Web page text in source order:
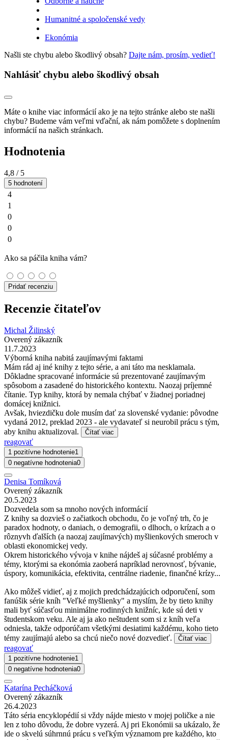
Humanitné a spoločenské vedy
Ekonómia
Našli ste chybu alebo škodlivý obsah? Dajte nám, prosím, vedieť!
Nahlásiť chybu alebo škodlivý obsah
Máte o knihe viac informácií ako je na tejto stránke alebo ste našli
chybu? Budeme vám veľmi vďační, ak nám pomôžete s doplnením
informácií na našich stránkach.
Hodnotenia
4,8 / 5
5 hodnotení
4
1
0
0
0
Ako sa páčila kniha vám?
Pridať recenziu
Recenzie čitateľov
Michal Žilinský
Overený zákazník
11.7.2023
Výborná kniha nabitá zaujímavými faktami
Mám rád aj iné knihy z tejto série, a ani táto ma nesklamala.
Dôkladne spracované informácie sú prezentované zaujímavým
spôsobom a zasadené do historického kontextu. Naozaj príjemné
čítanie. Typ knihy, ktorá by nemala chýbať v žiadnej poriadnej
domácej knižnici.
Avšak, hviezdičku dole musím dať za slovenské vydanie: pôvodne
vydaná 2012, preklad 2023 - ale vydavateľ si neurobil prácu s tým,
aby knihu aktualizoval.
Čítať viac
reagovať
1 pozitívne hodnotenie1
0 negatívne hodnotenia0
Denisa Tomíková
Overený zákazník
20.5.2023
Dozvedela som sa mnoho nových informácií
Z knihy sa dozvieš o začiatkoch obchodu, čo je voľný trh, čo je
paradox hodnoty, o daniach, o demografii, o dlhoch, o krízach a o
rôznyvh ďalších (a naozaj zaujímavých) myšlienkových smeroch v
oblasti ekonomickej vedy.
Okrem historického vývoja v knihe nájdeš aj súčasné problémy a
témy, ktorými sa ekonómia zaoberá napríklad nerovnosť, bývanie,
úspory, komunikácia, efektivita, centrálne riadenie, finančné krízy...
Ako môžeš vidieť, aj z mojich predchádzajúcich odporučení, som
fanúšik série kníh "Veľké myšlienky" a myslím, že by tieto knihy
mali byť súčasťou minimálne rodinných knižníc, kde sú deti v
študentskom veku. Ale aj ja ako neštudent som si z kníh veľa
odniesla, takže odporúčam všetkými desiatimi každému, koho tieto
témy zaujímajú alebo sa chcú niečo nové dozvedieť.
Čítať viac
reagovať
1 pozitívne hodnotenie1
0 negatívne hodnotenia0
Katarína Pecháčková
Overený zákazník
26.4.2023
Táto séria encyklopédií si vždy nájde miesto v mojej poličke a nie
len z toho dôvodu, že dobre vyzerá. Aj pri Ekonómii sa ukázalo, že
ide o skvelú súhrnnú prácu s veľkým významom pre každého, kto